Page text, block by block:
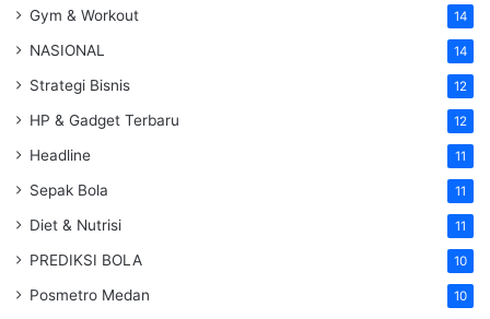
Gym & Workout 14
NASIONAL 14
Strategi Bisnis 12
HP & Gadget Terbaru 12
Headline 11
Sepak Bola 11
Diet & Nutrisi 11
PREDIKSI BOLA 10
Posmetro Medan 10